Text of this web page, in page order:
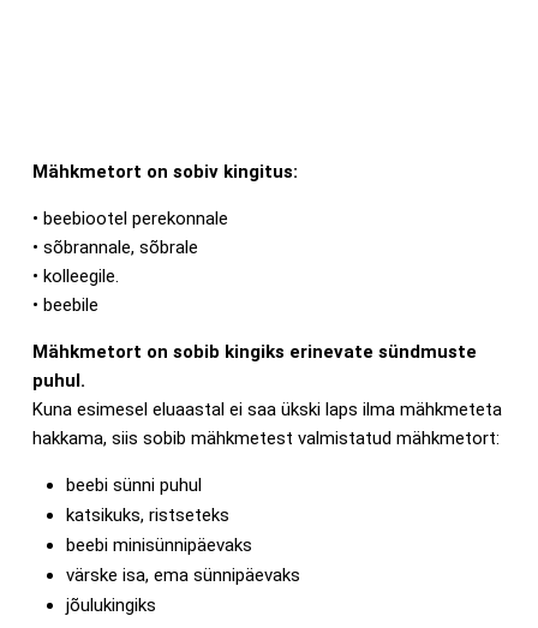
Mähkmetort on sobiv kingitus:
• beebiootel perekonnale
• sõbrannale, sõbrale
• kolleegile.
• beebile
Mähkmetort on sobib kingiks erinevate sündmuste
puhul.
Kuna esimesel eluaastal ei saa ükski laps ilma mähkmeteta
hakkama, siis sobib mähkmetest valmistatud mähkmetort:
beebi sünni puhul
katsikuks, ristseteks
beebi minisünnipäevaks
värske isa, ema sünnipäevaks
jõulukingiks